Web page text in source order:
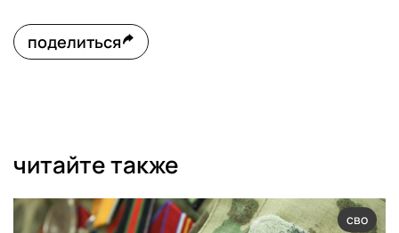
поделиться
читайте также
сво